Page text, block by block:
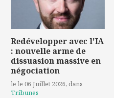
Redévelopper avec l'IA
: nouvelle arme de
dissuasion massive en
négociation
le le 06 Juillet 2026, dans
Tribunes